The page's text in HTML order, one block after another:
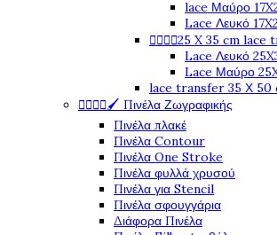
lace Μαύρο
Lace Λευκό
25 X 35 cm lace
Lace Λευκό
Lace Μαύρο
lace transfer 35 Χ 50
🖌️ Πινέλα Ζωγραφικής
Πινέλα πλακέ
Πινέλα Contour
Πινέλα One Stroke
Πινέλα φυλλά χρυσού
Πινέλα για Stencil
Πινέλα σφουγγάρια
Διάφορα Πινέλα